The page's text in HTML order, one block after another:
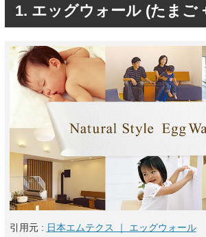
1. エッグウォール (たまご
引用元 : 日本エムテクス ｜ エッグウォール